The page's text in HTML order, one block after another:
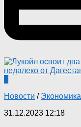
Новости / Экономика
31.12.2023 12:18